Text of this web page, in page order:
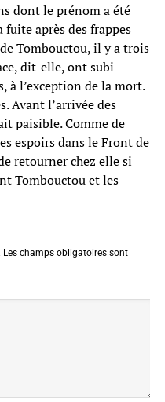
dont le prénom a été
après des frappes
Tombouctou, il y a trois
dit-elle, ont subi
à l’exception de la mort.
Avant l’arrivée des
paisible. Comme de
espoirs dans le Front de
retourner chez elle si
Tombouctou et les
Les champs obligatoires sont